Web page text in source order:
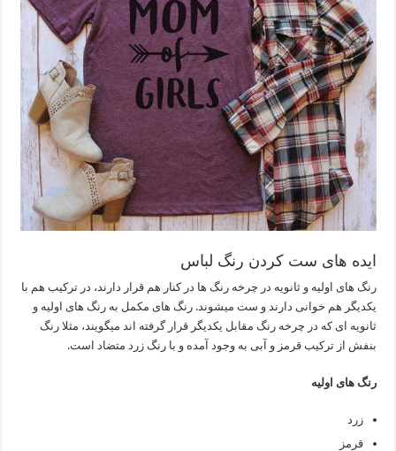
ایده های ست کردن رنگ لباس
رنگ های اولیه و ثانویه در چرخه رنگ ها در کنار هم قرار دارند، در ترکیب هم با
یکدیگر هم خوانی دارند و ست میشوند. رنگ های مکمل به رنگ های اولیه و
ثانویه ای که در چرخه رنگ مقابل یکدیگر قرار گرفته اند میگویند، مثلا رنگ
بنفش از ترکیب قرمز و آبی به وجود آمده و با رنگ زرد متضاد است.
رنگ های اولیه
زرد
قرمز